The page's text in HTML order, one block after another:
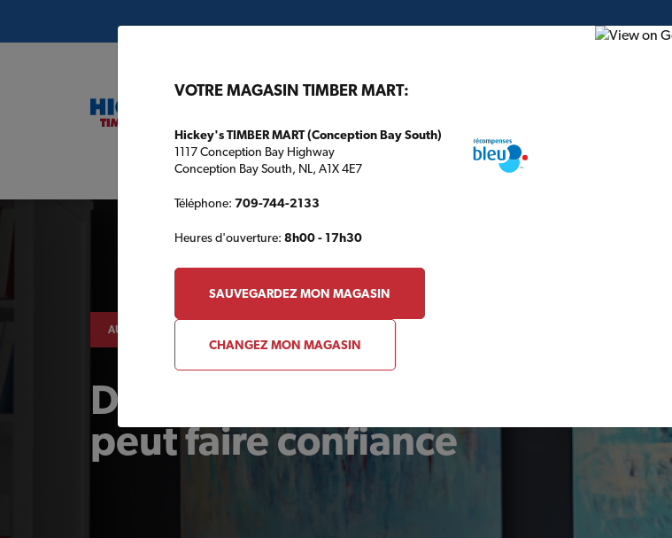
Plans de construction
AUTOUR DE LA MAISON
Des ancrages auxquels on
peut faire confiance
VOTRE MAGASIN TIMBER MART:
Hickey's TIMBER MART (Conception Bay South)
1117 Conception Bay Highway
Conception Bay South, NL, A1X 4E7
Téléphone: 709-744-2133
Heures d'ouverture: 8h00 - 17h30
SAUVEGARDEZ MON MAGASIN
CHANGEZ MON MAGASIN